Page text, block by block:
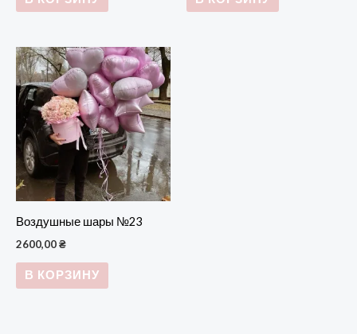
Воздушные шары №23
2600,00₴
В КОРЗИНУ